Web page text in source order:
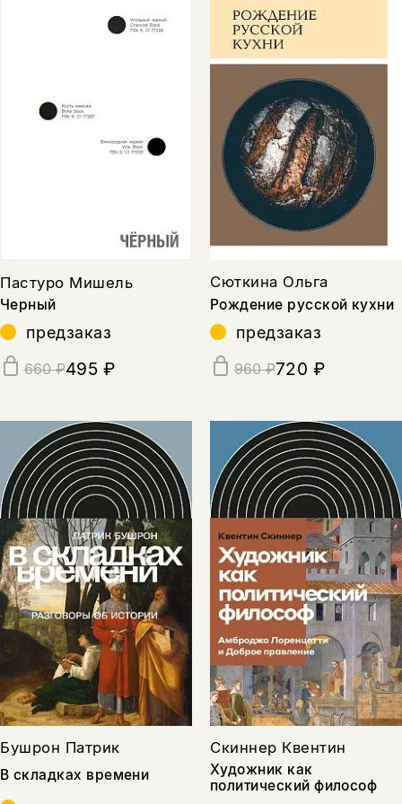
Пастуро Мишель
Черный
предзаказ
660 ₽495 ₽
Сюткина Ольга
Рождение русской кухни
предзаказ
960 ₽720 ₽
Бушрон Патрик
В складках времени
Скиннер Квентин
Художник как
политический философ